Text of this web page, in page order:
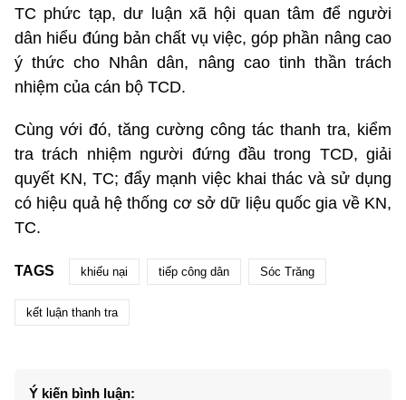
TC phức tạp, dư luận xã hội quan tâm để người
dân hiểu đúng bản chất vụ việc, góp phần nâng cao
ý thức cho Nhân dân, nâng cao tinh thần trách
nhiệm của cán bộ TCD.
Cùng với đó, tăng cường công tác thanh tra, kiểm
tra trách nhiệm người đứng đầu trong TCD, giải
quyết KN, TC; đẩy mạnh việc khai thác và sử dụng
có hiệu quả hệ thống cơ sở dữ liệu quốc gia về KN,
TC.
TAGS khiếu nại tiếp công dân Sóc Trăng
kết luận thanh tra
Ý kiến bình luận: